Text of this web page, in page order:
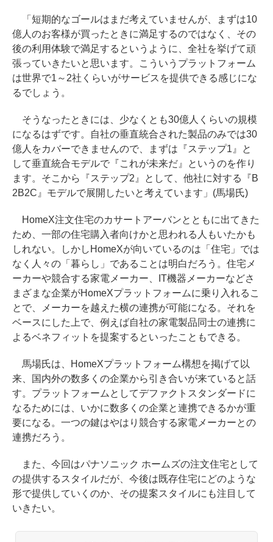
「短期的なゴールはまだ考えていませんが、まずは10
億人のお客様が買ったときに満足するのではなく、その
後の利用体験で満足するというように、全社を挙げて頑
張っていきたいと思います。こういうプラットフォーム
は世界で1～2社くらいがサービスを提供できる感じにな
るでしょう。
そうなったときには、少なくとも30億人くらいの規模
になるはずです。自社の垂直統合された製品のみでは30
億人をカバーできませんので、まずは『ステップ1』と
して垂直統合モデルで『これが未来だ』というのを作り
ます。そこから『ステップ2』として、他社に対する『B
2B2C』モデルで展開したいと考えています」(馬場氏)
HomeX注文住宅のカサートアーバンとともに出てきた
ため、一部の住宅購入者向けかと思われる人もいたかも
しれない。しかしHomeXが向いているのは「住宅」では
なく人々の「暮らし」であることは明白だろう。住宅メ
ーカーや競合する家電メーカー、IT機器メーカーなどさ
まざまな企業がHomeXプラットフォームに乗り入れるこ
とで、メーカーを越えた横の連携が可能になる。それを
ベースにした上で、例えば自社の家電製品同士の連携に
よるベネフィットを提案するといったこともできる。
馬場氏は、HomeXプラットフォーム構想を掲げて以
来、国内外の数多くの企業から引き合いが来ていると話
す。プラットフォームとしてデファクトスタンダードに
なるためには、いかに数多くの企業と連携できるかが重
要になる。一つの鍵はやはり競合する家電メーカーとの
連携だろう。
また、今回はパナソニック ホームズの注文住宅として
の提供するスタイルだが、今後は既存住宅にどのような
形で提供していくのか、その提案スタイルにも注目して
いきたい。